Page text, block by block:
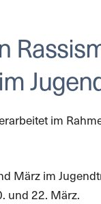
im
März im
und 22. März.